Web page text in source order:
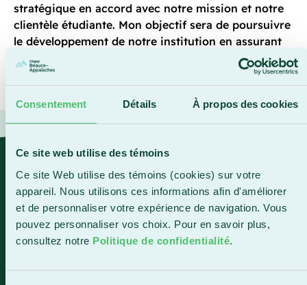
Consentement Détails À propos des cookies
Ce site web utilise des témoins
Ce site Web utilise des témoins (cookies) sur votre
appareil. Nous utilisons ces informations afin d'améliorer
et de personnaliser votre expérience de navigation. Vous
pouvez personnaliser vos choix. Pour en savoir plus,
consultez notre Politique de confidentialité.
stratégique en accord avec notre mission et notre
clientèle étudiante. Mon objectif sera de poursuivre
le développement de notre institution en assurant
un contrôle interne rigoureux des opérations
financières », souligne la nouvelle directrice.
« Son bagage d'expérience en
comptabilité, sa connaissance du
milieu et ses compétences
polyvalentes font d’elle la personne
idéale pour mener à bien les